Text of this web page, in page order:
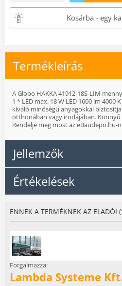
Kosárba - egy
Termékleírás
A Globo HAKKA 41912-18S-LIM
1 * LED max. 18 W LED 1600 lm 4000
kiváló minőségű anyagokkal
otthonában vagy irodájában.
Rendelje meg most az eBaudepo.hu-
Jellemzők
Értékelések
ENNEK A TERMÉKNEK AZ ELADÓI (
Forgalmazza:
Lambda Systeme